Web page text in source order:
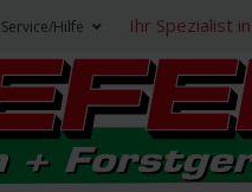
Service/Hilfe Ihr Spezialist